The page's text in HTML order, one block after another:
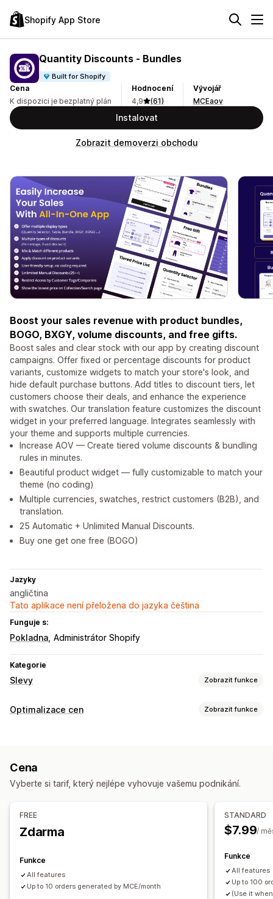
Shopify App Store
Quantity Discounts ‑ Bundles
Built for Shopify
Cena
K dispozici je bezplatný plán
Hodnocení
4,9
(61)
Vývojář
MCEaov
Instalovat
Zobrazit demoverzi obchodu
Boost your sales revenue with product bundles,
BOGO, BXGY, volume discounts, and free gifts.
Boost sales and clear stock with our app by creating discount
campaigns. Offer fixed or percentage discounts for product
variants, customize widgets to match your store's look, and
hide default purchase buttons. Add titles to discount tiers, let
customers choose their deals, and enhance the experience
with swatches. Our translation feature customizes the discount
widget in your preferred language. Integrates seamlessly with
your theme and supports multiple currencies.
Increase AOV — Create tiered volume discounts & bundling
rules in minutes.
Beautiful product widget — fully customizable to match your
theme (no coding)
Multiple currencies, swatches, restrict customers (B2B), and
translation.
25 Automatic + Unlimited Manual Discounts.
Buy one get one free (BOGO)
Jazyky
angličtina
Tato aplikace není přeložena do jazyka čeština
Funguje s:
Pokladna Administrátor Shopify
Kategorie
Slevy Zobrazit funkce
Typy slev
Cross-sellingové slevy
Převod měny
Automatizace
Optimalizace cen Zobrazit funkce
Cena
Vyberte si tarif, který nejlépe vyhovuje vašemu podnikání.
FREE
Zdarma
Funkce
All features
Up to 10 orders generated by MCE/month
STANDARD
$7.99/
Funkce
All features
Up to 100
(Use it